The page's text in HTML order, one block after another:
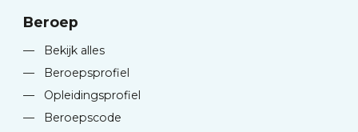
Beroep
—
Bekijk alles
—
Beroepsprofiel
—
Opleidingsprofiel
—
Beroepscode